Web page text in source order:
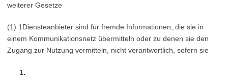
weiterer Gesetze
(1) 1Diensteanbieter sind für fremde Informationen, die sie in
einem Kommunikationsnetz übermitteln oder zu denen sie den
Zugang zur Nutzung vermitteln, nicht verantwortlich, sofern sie
1.